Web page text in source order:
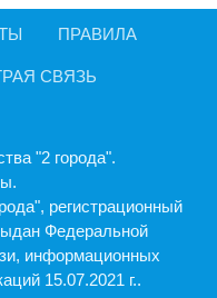
ПРАВИЛА
СВЯЗЬ
"2 города".
регистрационный
Федеральной
информационных
15.07.2021 г..